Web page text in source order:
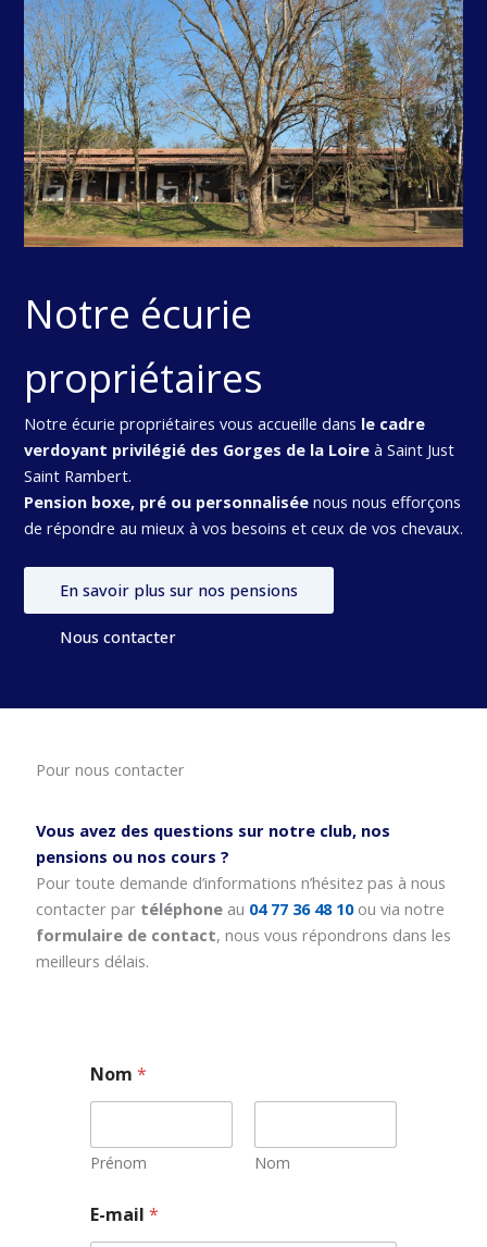
Notre écurie
propriétaires
Notre écurie propriétaires vous accueille dans le cadre
verdoyant privilégié des Gorges de la Loireà Saint Just
Saint Rambert.
Pension boxe, pré ou personnaliséenous nous efforçons
de répondre au mieux à vos besoins et ceux de vos chevaux.
En savoir plus sur nos pensions
Nous contacter
Pour nous contacter
Vous avez des questions sur notre club, nos
pensions ou nos cours ?
Pour toute demande d’informations n’hésitez pas à nous
contacter par téléphoneau 04 77 36 48 10 ou via notre
formulaire de contact, nous vous répondrons dans les
meilleurs délais.
Nom*
Prénom Nom
-
m
E-mail*